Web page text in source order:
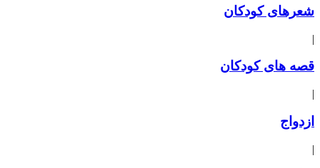
شعرهای کودکان
|
قصه های کودکان
|
ازدواج
|